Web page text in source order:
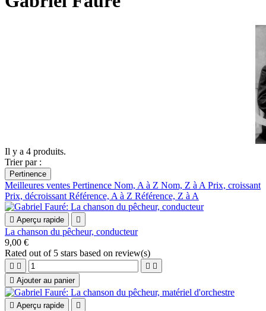
Il y a 4 produits.
Trier par :
Pertinence
Meilleures ventes Pertinence Nom, A à Z Nom, Z à A Prix, croissant
Prix, décroissant Référence, A à Z Référence, Z à A
 Aperçu rapide 
La chanson du pêcheur, conducteur
9,00 €
Rated out of 5 stars based on review(s)
   
 Ajouter au panier
 Aperçu rapide 